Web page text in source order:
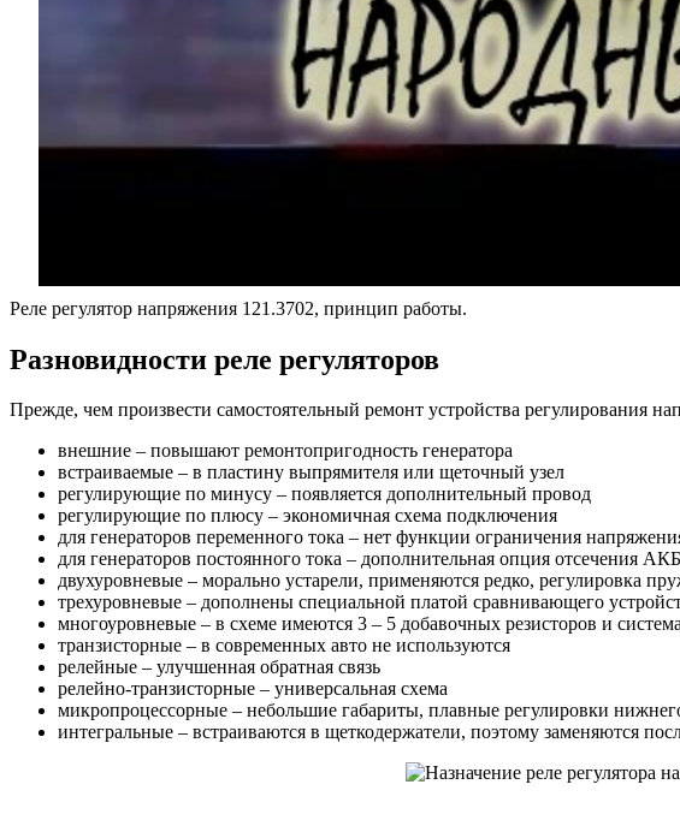
Реле регулятор напряжения 121.3702, принцип работы.
Разновидности реле регуляторов
Прежде, чем произвести самостоятельный ремонт устройства регулирования
внешние – повышают ремонтопригодность генератора
встраиваемые – в пластину выпрямителя или щеточный узел
регулирующие по минусу – появляется дополнительный провод
регулирующие по плюсу – экономичная схема подключения
для генераторов переменного тока – нет функции ограничения
для генераторов постоянного тока – дополнительная опция отсечения
двухуровневые – морально устарели, применяются редко, регулировка
трехуровневые – дополнены специальной платой сравнивающего
многоуровневые – в схеме имеются 3 – 5 добавочных резисторов и
транзисторные – в современных авто не используются
релейные – улучшенная обратная связь
релейно-транзисторные – универсальная схема
микропроцессорные – небольшие габариты, плавные регулировки
интегральные – встраиваются в щеткодержатели, поэтому заменяются